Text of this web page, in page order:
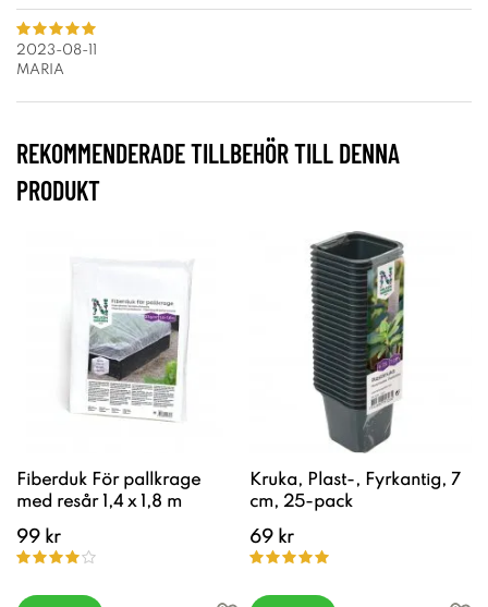
2023-08-11
MARIA
REKOMMENDERADE TILLBEHÖR TILL DENNA
PRODUKT
Fiberduk För pallkrage
med resår 1,4 x 1,8 m
99 kr
Kruka, Plast-, Fyrkantig, 7
cm, 25-pack
69 kr